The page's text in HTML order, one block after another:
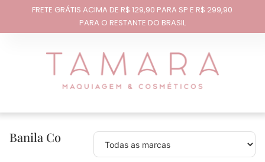
FRETE GRÁTIS ACIMA DE R$ 129,90 PARA SP E R$ 299,90
PARA O RESTANTE DO BRASIL
Banila Co